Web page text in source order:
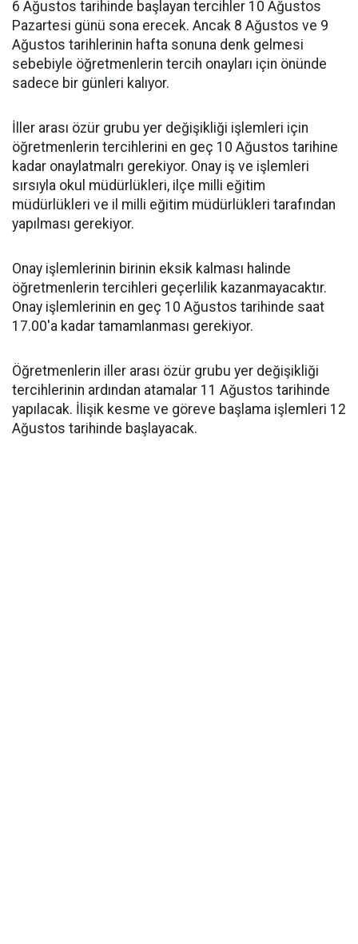
6 Ağustos tarihinde başlayan tercihler 10 Ağustos
Pazartesi günü sona erecek. Ancak 8 Ağustos ve 9
Ağustos tarihlerinin hafta sonuna denk gelmesi
sebebiyle öğretmenlerin tercih onayları için önünde
sadece bir günleri kalıyor.
İller arası özür grubu yer değişikliği işlemleri için
öğretmenlerin tercihlerini en geç 10 Ağustos tarihine
kadar onaylatmalrı gerekiyor. Onay iş ve işlemleri
sırsıyla okul müdürlükleri, ilçe milli eğitim
müdürlükleri ve il milli eğitim müdürlükleri tarafından
yapılması gerekiyor.
Onay işlemlerinin birinin eksik kalması halinde
öğretmenlerin tercihleri geçerlilik kazanmayacaktır.
Onay işlemlerinin en geç 10 Ağustos tarihinde saat
17.00'a kadar tamamlanması gerekiyor.
Öğretmenlerin iller arası özür grubu yer değişikliği
tercihlerinin ardından atamalar 11 Ağustos tarihinde
yapılacak. İlişik kesme ve göreve başlama işlemleri 12
Ağustos tarihinde başlayacak.